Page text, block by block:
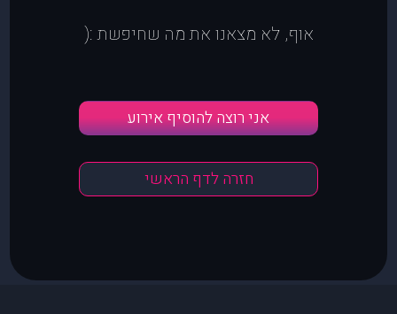
אוף, לא מצאנו את מה שחיפשת :(
אני רוצה להוסיף אירוע
חזרה לדף הראשי